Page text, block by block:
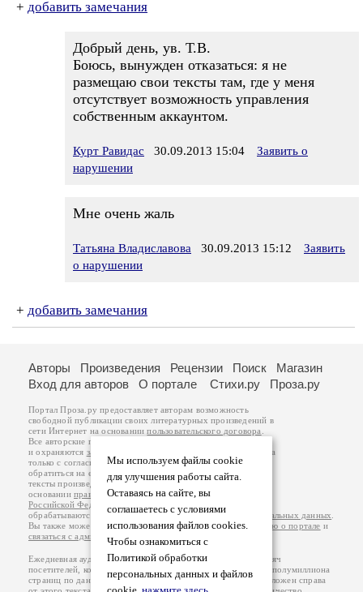
+ добавить замечания
Добрый день, ув. Т.В.
Боюсь, вынужден отказаться: я не
размещаю свои тексты там, где у меня
отсутствует возможность управления
собственным аккаунтом.
Курт Равидас 30.09.2013 15:04
Заявить о
нарушении
Мне очень жаль
Татьяна Владиславова 30.09.2013 15:12
Заявить
о нарушении
+ добавить замечания
Мы используем файлы cookie
для улучшения работы сайта.
Оставаясь на сайте, вы
соглашаетесь с условиями
использования файлов cookies.
Чтобы ознакомиться с
Политикой обработки
персональных данных и файлов
Авторы Произведения Рецензии Поиск
Магазин
Вход для авторов
О портале Стихи.ру Проза.ру
Портал Проза.ру предоставляет авторам возможность
свободной публикации своих литературных произведений в
сети Интернет на основаниипользовательского договора
Все авторские права на произведения принадлежат авторам
и охраняются законом
. Перепечатка произведений возможна
только с согласия его автора, к которому вы можете
обратиться на его авторской странице. Ответственность за
тексты произведений авторы несут самостоятельно на
основанииправил публикацииизаконодательства
Российской Федерации
обрабатываются на основанииПолитики обработки персональных данных
Вы также можете посмотреть более подробнуюинформацию о портале и
связаться с администрацией
Ежедневная аудитория портала Проза.ру – порядка 100 тысяч
посетителей, которые в общей сумме просматривают более полумиллиона
страниц по данным счетчика посещаемости, который расположен справа